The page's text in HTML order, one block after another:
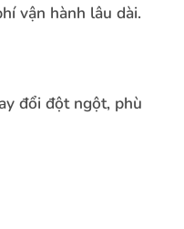
vận hành lâu dài.
đổi đột ngột, phù